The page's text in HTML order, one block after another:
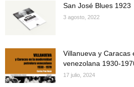
San José Blues 1923
3 agosto, 2022
Villanueva y Caracas
venezolana 1930-
17 julio, 2024